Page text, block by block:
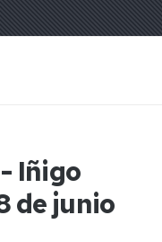
Iñigo
de junio